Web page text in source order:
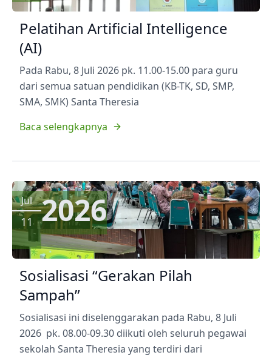
Pelatihan Artificial Intelligence
(AI)
Pada Rabu, 8 Juli 2026 pk. 11.00-15.00 para guru
dari semua satuan pendidikan (KB-TK, SD, SMP,
SMA, SMK) Santa Theresia
Baca selengkapnya
Jul
11 2026
Sosialisasi “Gerakan Pilah
Sampah”
Sosialisasi ini diselenggarakan pada Rabu, 8 Juli
2026 pk. 08.00-09.30 diikuti oleh seluruh pegawai
sekolah Santa Theresia yang terdiri dari